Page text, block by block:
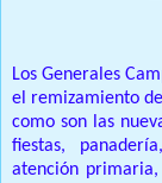
Los Generales
el remizamiento
como son las
fiestas,
atención